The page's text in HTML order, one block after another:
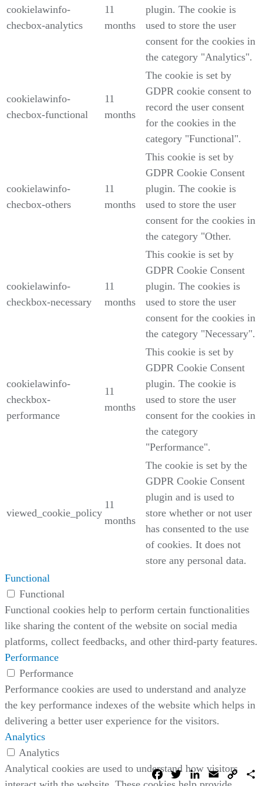
Facebook
TwitterLinkedIn
Email Copy
Link
cookielawinfo-
checbox-analytics
11
months
plugin. The cookie is
used to store the user
consent for the cookies in
the category "Analytics".
cookielawinfo-
checbox-functional
11
months
The cookie is set by
GDPR cookie consent to
record the user consent
for the cookies in the
category "Functional".
cookielawinfo-
checbox-others
11
months
This cookie is set by
GDPR Cookie Consent
plugin. The cookie is
used to store the user
consent for the cookies in
the category "Other.
cookielawinfo-
checkbox-necessary
11
months
This cookie is set by
GDPR Cookie Consent
plugin. The cookies is
used to store the user
consent for the cookies in
the category "Necessary".
cookielawinfo-
checkbox-
performance
11
months
This cookie is set by
GDPR Cookie Consent
plugin. The cookie is
used to store the user
consent for the cookies in
the category
"Performance".
viewed_cookie_policy
11
months
The cookie is set by the
GDPR Cookie Consent
plugin and is used to
store whether or not user
has consented to the use
of cookies. It does not
store any personal data.
Functional
Functional
Functional cookies help to perform certain functionalities
like sharing the content of the website on social media
platforms, collect feedbacks, and other third-party features.
Performance
Performance
Performance cookies are used to understand and analyze
the key performance indexes of the website which helps in
delivering a better user experience for the visitors.
Analytics
Analytics
Analytical cookies are used to understand how visitors